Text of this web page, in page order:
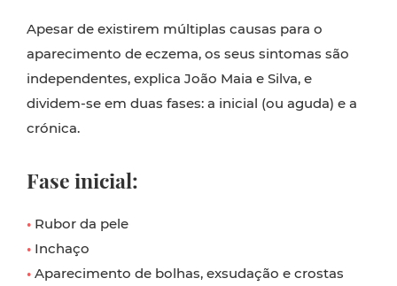
Apesar de existirem múltiplas causas para o
aparecimento de eczema, os seus sintomas são
independentes, explica João Maia e Silva, e
dividem-se em duas fases: a inicial (ou aguda) e a
crónica.
Fase inicial:
• Rubor da pele
• Inchaço
• Aparecimento de bolhas, exsudação e crostas